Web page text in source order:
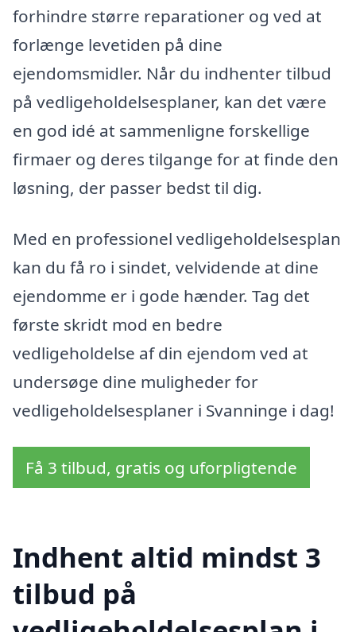
forhindre større reparationer og ved at
forlænge levetiden på dine
ejendomsmidler. Når du indhenter tilbud
på vedligeholdelsesplaner, kan det være
en god idé at sammenligne forskellige
firmaer og deres tilgange for at finde den
løsning, der passer bedst til dig.
Med en professionel vedligeholdelsesplan
kan du få ro i sindet, velvidende at dine
ejendomme er i gode hænder. Tag det
første skridt mod en bedre
vedligeholdelse af din ejendom ved at
undersøge dine muligheder for
vedligeholdelsesplaner i Svanninge i dag!
Få 3 tilbud, gratis og uforpligtende
Indhent altid mindst 3
tilbud på